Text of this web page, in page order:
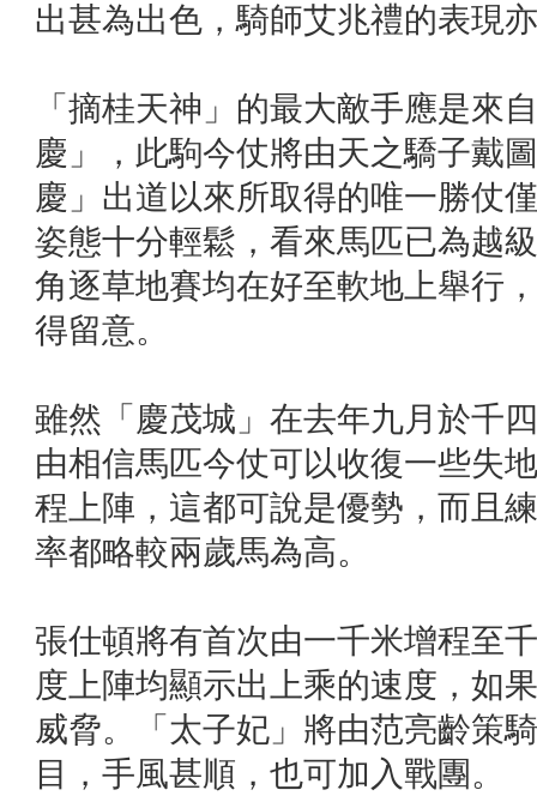
出甚為出色，騎師艾兆禮的表現
「摘桂天神」的最大敵手應是來
慶」，此駒今仗將由天之驕子戴
慶」出道以來所取得的唯一勝仗
姿態十分輕鬆，看來馬匹已為越
角逐草地賽均在好至軟地上舉行
得留意。
雖然「慶茂城」在去年九月於千
由相信馬匹今仗可以收復一些失
程上陣，這都可說是優勢，而且
率都略較兩歲馬為高。
張仕頓將有首次由一千米增程至
度上陣均顯示出上乘的速度，如
威脅。「太子妃」將由范亮齡策
目，手風甚順，也可加入戰團。